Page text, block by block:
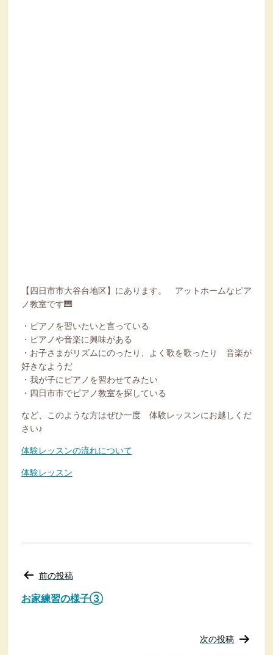
【四日市市大谷台地区】にあります。 アットホームなピア
ノ教室です🎹
・ピアノを習いたいと言っている
・ピアノや音楽に興味がある
・お子さまがリズムにのったり、よく歌を歌ったり 音楽が
好きなようだ
・我が子にピアノを習わせてみたい
・四日市市でピアノ教室を探している
など、このような方はぜひ一度 体験レッスンにお越しくだ
さい♪
体験レッスンの流れについて
体験レッスン
投
ナ
前の投稿
お家練習の様子③
次の投稿